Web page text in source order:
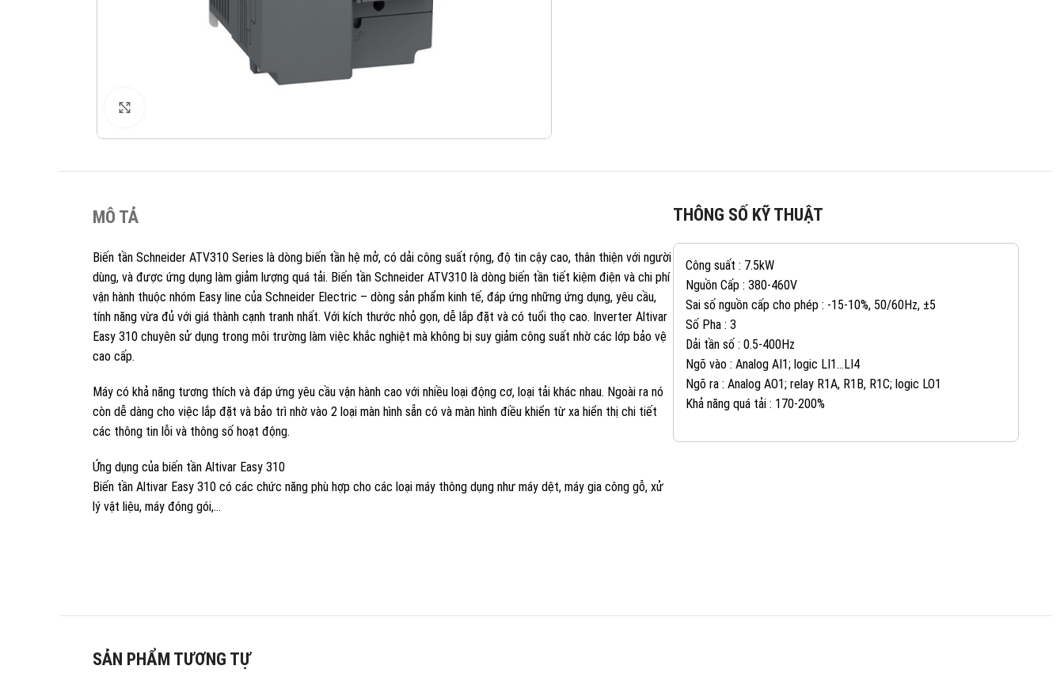
MÔ TẢ
Biến tần Schneider ATV310 Series là dòng biến tần hệ mở, có dải công suất rộng, độ tin cậy cao, thân thiện với người
dùng, và được ứng dụng làm giảm lượng quá tải. Biến tần Schneider ATV310 là dòng biến tần tiết kiệm điện và chi phí
vận hành thuộc nhóm Easy line của Schneider Electric – dòng sản phẩm kinh tế, đáp ứng những ứng dụng, yêu cầu,
tính năng vừa đủ với giá thành cạnh tranh nhất. Với kích thước nhỏ gọn, dễ lắp đặt và có tuổi thọ cao. Inverter Altivar
Easy 310 chuyên sử dụng trong môi trường làm việc khắc nghiệt mà không bị suy giảm công suất nhờ các lớp bảo vệ
cao cấp.
Máy có khả năng tương thích và đáp ứng yêu cầu vận hành cao với nhiều loại động cơ, loại tải khác nhau. Ngoài ra nó
còn dễ dàng cho việc lắp đặt và bảo trì nhờ vào 2 loại màn hình sẵn có và màn hình điều khiển từ xa hiển thị chi tiết
các thông tin lỗi và thông số hoạt động.
Ứng dụng của biến tần Altivar Easy 310
Biến tần Altivar Easy 310 có các chức năng phù hợp cho các loại máy thông dụng như máy dệt, máy gia công gỗ, xử
lý vật liệu, máy đóng gói,…
THÔNG SỐ KỸ THUẬT
Công suất : 7.5kW
Nguồn Cấp : 380-460V
Sai số nguồn cấp cho phép : -15-10%, 50/60Hz, ±5
Số Pha : 3
Dải tần số : 0.5-400Hz
Ngõ vào : Analog AI1; logic LI1…LI4
Ngõ ra : Analog AO1; relay R1A, R1B, R1C; logic LO1
Khả năng quá tải : 170-200%
SẢN PHẨM TƯƠNG TỰ